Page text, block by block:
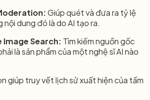
Giúp quét và đưa ra tỷ lệ
nội dung đó là do AI tạo ra.
Image Search: Tìm kiếm nguồn gốc
là sản phẩm của một nghệ sĩ AI nào
giúp truy vết lịch sử xuất hiện của tấm